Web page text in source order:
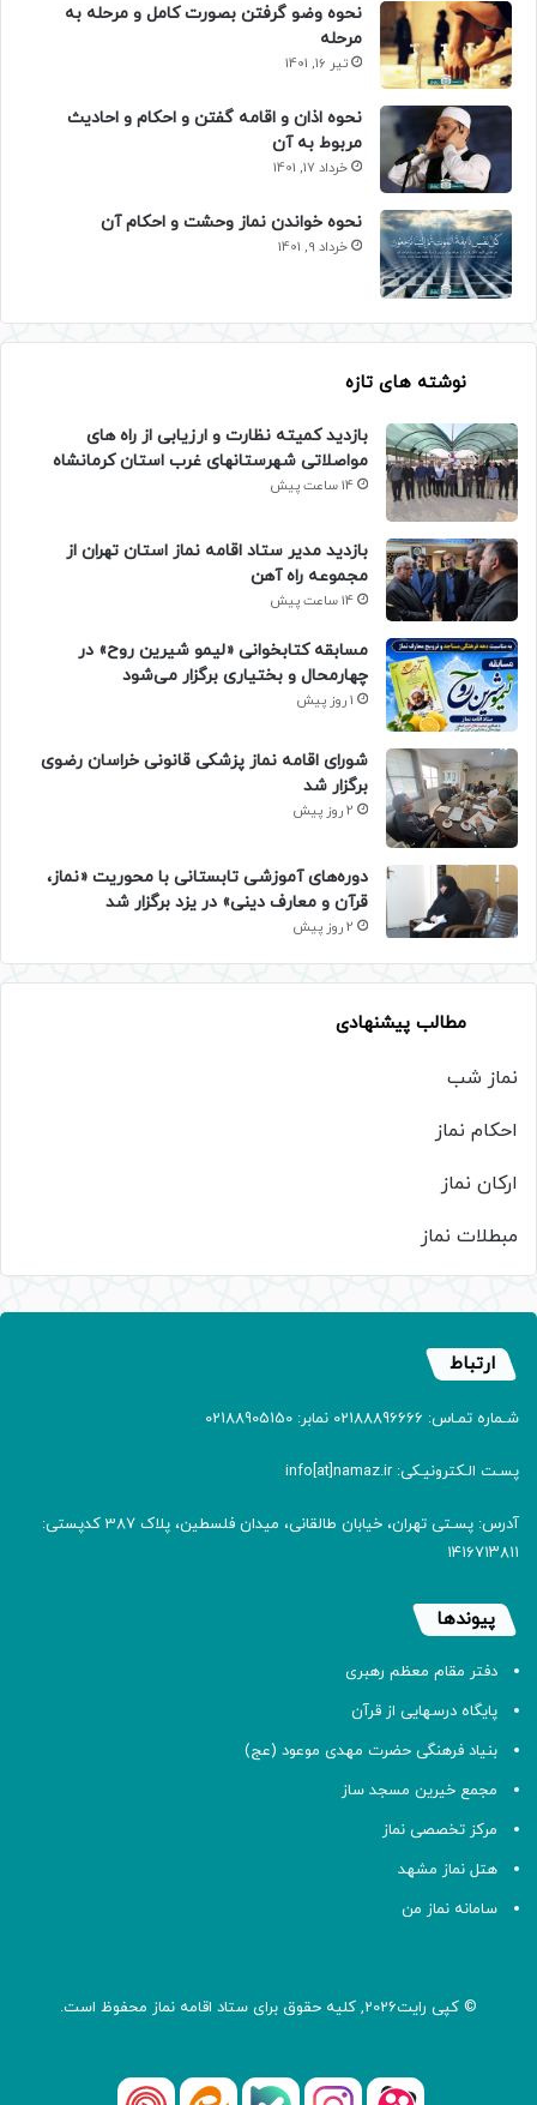
نحوه وضو گرفتن بصورت کامل و مرحله به
مرحله
تیر 16, 1401
نحوه اذان و اقامه گفتن و احکام و احادیث
مربوط به آن
خرداد 17, 1401
نحوه خواندن نماز وحشت و احکام آن
خرداد 9, 1401
نوشته های تازه
بازدید کمیته نظارت و ارزیابی از راه های
مواصلاتی شهرستانهای غرب استان کرمانشاه
14 ساعت پیش
بازدید مدیر ستاد اقامه نماز استان تهران از
مجموعه راه آهن
14 ساعت پیش
مسابقه کتابخوانی «لیمو شیرین روح» در
چهارمحال و بختیاری برگزار می‌شود
1 روز پیش
شورای اقامه نماز پزشکی قانونی خراسان رضوی
برگزار شد
2 روز پیش
دوره‌های آموزشی تابستانی با محوریت «نماز،
قرآن و معارف دینی» در یزد برگزار شد
2 روز پیش
مطالب پیشنهادی
نماز شب
احکام نماز
ارکان نماز
مبطلات نماز
ارتباط
شـماره تمـاس: 02188896666 نمابر: 02188905150
پسـت الـکترونیـکی: info[at]namaz.ir
آدرس: پسـتی تهران، خیابان طالقانی، میدان فلسطین، پلاک 387 کدپستی:
۱۴۱۶۷۱۳۸۱۱
پیوندها
دفتر مقام معظم رهبری
پایگاه درسهایی از قرآن
بنیاد فرهنگی حضرت مهدی موعود (عج)
مجمع خیرین مسجد ساز
مرکز تخصصی نماز
هتل نماز مشهد
سامانه نماز من
© کپی رایت2026, کلیه حقوق برای ستاد اقامه نماز محفوظ است.